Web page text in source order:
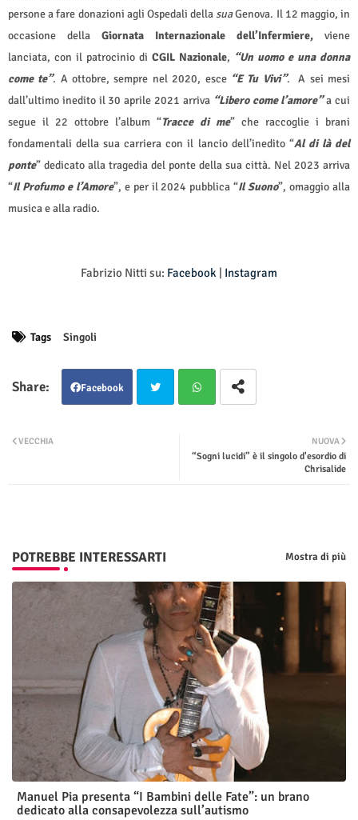
persone a fare donazioni agli Ospedali dellasuaGenova. Il 12 maggio, in
occasione della Giornata Internazionale dell’Infermiere, viene
lanciata, con il patrocinio di CGIL Nazionale, “Un uomo e una donna
come te”. A ottobre, sempre nel 2020, esce “E Tu Vivi”. A sei mesi
dall’ultimo inedito il 30 aprile 2021 arriva “Libero come l’amore”a cui
segue il 22 ottobre l’album “Tracce di me” che raccoglie i brani
fondamentali della sua carriera con il lancio dell’inedito “Al di là del
ponte” dedicato alla tragedia del ponte della sua città. Nel 2023 arriva
“Il Profumo e l’Amore”, e per il 2024 pubblica “Il Suono”, omaggio alla
musica e alla radio.
Fabrizio Nitti su: Facebook | Instagram
Tags Singoli
Facebook
tsap
NUOVA
“Sogni lucidi” è il singolo d'esordio di
Chrisalide
VECCHIA
POTREBBE INTERESSARTI Mostra di più
Manuel Pia presenta “I Bambini delle Fate”: un brano
dedicato alla consapevolezza sull’autismo